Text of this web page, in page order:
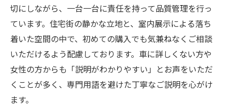
切にしながら、一台一台に責任を持って品質管理を行っ
ています。住宅街の静かな立地と、室内展示による落ち
着いた空間の中で、初めての購入でも気兼ねなくご相談
いただけるよう配慮しております。車に詳しくない方や
女性の方からも「説明がわかりやすい」とお声をいただ
くことが多く、専門用語を避けた丁寧なご説明を心がけ
ます。